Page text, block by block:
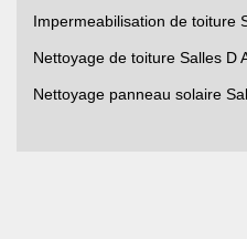
Impermeabilisation de toiture
Nettoyage de toiture Salles D
Nettoyage panneau solaire